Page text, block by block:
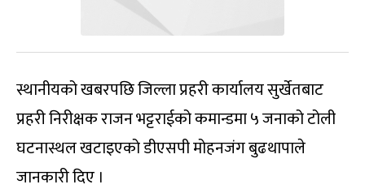
स्थानीयको खबरपछि जिल्ला प्रहरी कार्यालय सुर्खेतबाट
प्रहरी निरीक्षक राजन भट्टराईको कमान्डमा ५ जनाको टोली
घटनास्थल खटाइएको डीएसपी मोहनजंग बुढथापाले
जानकारी दिए ।